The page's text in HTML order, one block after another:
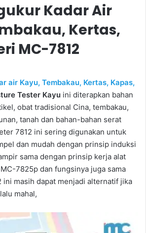
Kadar Air
Kertas,
MC-7812
air Kayu, Tembakau, Kertas, Kapas,
Tester Kayu ini diterapkan bahan
obat tradisional Cina, tembakau,
tanah dan bahan-bahan serat
7812 ini sering digunakan untuk
dan mudah dengan prinsip induksi
sama dengan prinsip kerja alat
7825p dan fungsinya juga sama
ini masih dapat menjadi alternatif jika
mahal,